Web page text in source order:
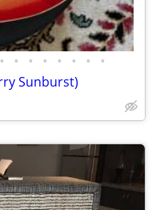
• • • • • • • •
Sunburst)